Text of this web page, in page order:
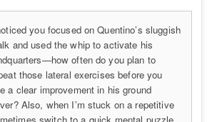
you focused on Quentino’s sluggish
and used the whip to activate his
often do you plan to
those lateral exercises before you
a clear improvement in his ground
Also, when I’m stuck on a repetitive
switch to a quick mental puzzle